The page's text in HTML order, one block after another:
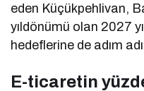
eden Küçükpehlivan,
yıldönümü olan 2027
hedeflerine de adım
E-ticaretin